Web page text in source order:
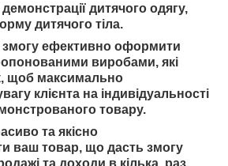
дитячого одягу,
дитячого тіла.
змогу ефективно оформити
виробами, які
щоб максимально
клієнта на індивідуальності
товару.
та якісно
ваш товар, що дасть змогу
та доходи в кілька раз.